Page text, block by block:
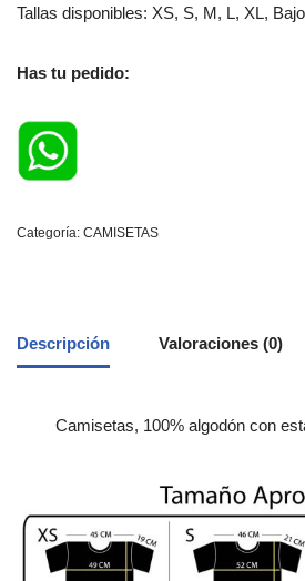
Tallas disponibles: XS, S, M, L, XL,
Has tu pedido:
Categoría: CAMISETAS
Descripción Valoraciones (0)
Camisetas, 100% algodón con